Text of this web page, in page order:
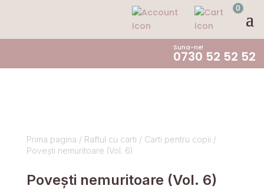
0
Suna-ne!
0730 52 52 52
Prima pagina / Raftul cu carti / Carti pentru copii /
Povești nemuritoare (Vol. 6)
Povești nemuritoare (Vol. 6)